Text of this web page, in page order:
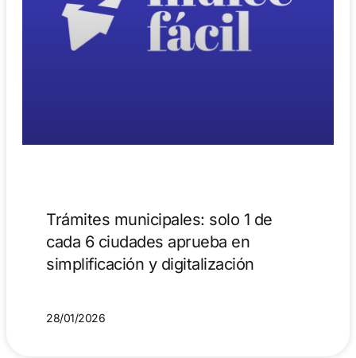
Trámites municipales: solo 1 de
cada 6 ciudades aprueba en
simplificación y digitalización
28/01/2026